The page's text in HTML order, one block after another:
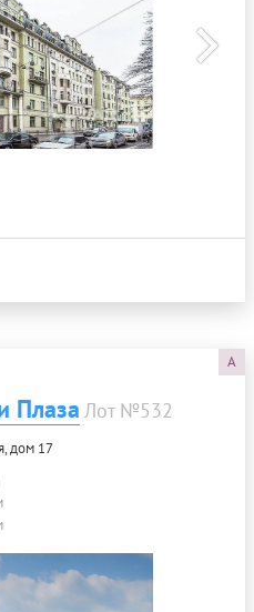
A
Плаза Лот №532
дом 17